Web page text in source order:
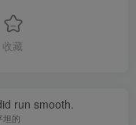
收藏
run smooth.
坦的